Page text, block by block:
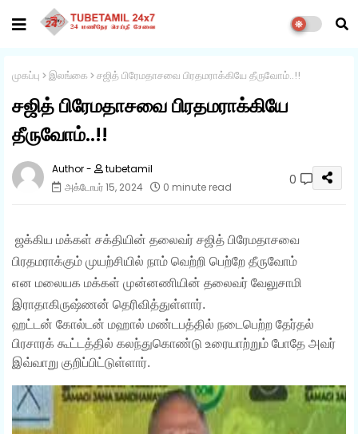
முகப்பு இலங்கை சஜித் பிரேமதாசவை பிரதமராக்கியே தீருவோம்..!!
சஜித் பிரேமதாசவை பிரதமராக்கியே
தீருவோம்..!!
tubetamil
அக்டோபர் 15, 2024
0 minute read 0
ஜக்கிய மக்கள் சக்தியின் தலைவர் சஜித் பிரேமதாசவை
பிரதமராக்கும் முயற்சியில் நாம் வெற்றி பெற்றே தீருவோம்
என மலையக மக்கள் முன்னணியின் தலைவர் வேலுசாமி
இராதாகிருஷ்ணன் தெரிவித்துள்ளார்.
ஹட்டன் கோல்டன் மஹால் மண்டபத்தில் நடைபெற்ற தேர்தல்
பிரசாரக் கூட்டத்தில் கலந்துகொண்டு உரையாற்றும் போதே அவர்
இவ்வாறு குறிப்பிட்டுள்ளார்.